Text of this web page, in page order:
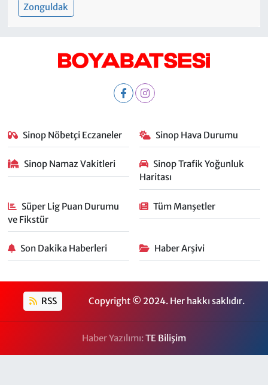
Zonguldak
Sinop Nöbetçi Eczaneler Sinop Hava Durumu
Sinop Namaz Vakitleri
Sinop Trafik Yoğunluk
Haritası
Süper Lig Puan Durumu
ve Fikstür
Tüm Manşetler
Son Dakika Haberleri Haber Arşivi
RSS Copyright © 2024. Her hakkı saklıdır.
Haber Yazılımı:TE Bilişim